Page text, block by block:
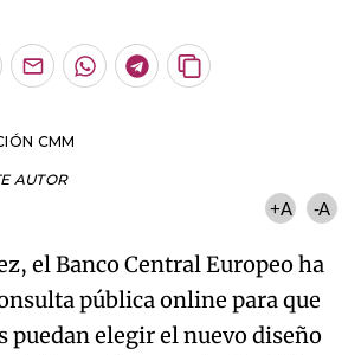
EnviarWhatsapp
Telegram
Copiar
CMM
AUTOR
+A -A
el Banco Central Europeo ha
pública online para que
puedan elegir el nuevo diseño